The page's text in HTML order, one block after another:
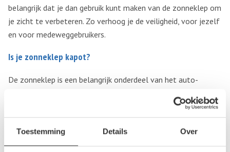
Toestemming Details Over
belangrijk dat je dan gebruik kunt maken van de zonneklep om
je zicht te verbeteren. Zo verhoog je de veiligheid, voor jezelf
en voor medeweggebruikers.
Is je zonneklep kapot?
De zonneklep is een belangrijk onderdeel van het auto-
afbreken of “lam” zijn, waardoor deze niet meer goed in de
juiste stand blijft staan. Dit kan je zicht op de weg
belemmeren in plaats van verbeteren.